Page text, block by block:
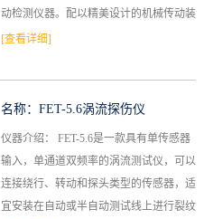
动检测仪器。配以精美设计的机械传动装
置，形成完整的机电一体化系统，是国内
[查看详细]
名称： FET-5.6涡流探伤仪
仪器介绍： FET-5.6是一款具有单传感器
输入，单通道双频率的涡流测试仪，可以
连接绕行、转动和探头类型的传感器，适
宜安装在自动或半自动测试线上进行裂纹